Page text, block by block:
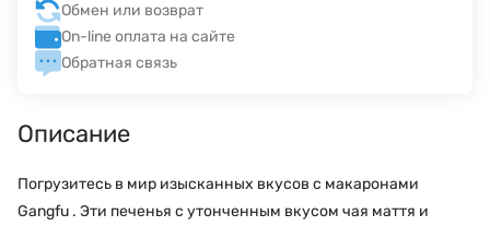
Обмен или возврат
On-line оплата на сайте
Обратная связь
Описание
Погрузитесь в мир изысканных вкусов с макаронами
Gangfu . Эти печенья с утонченным вкусом чая маття и